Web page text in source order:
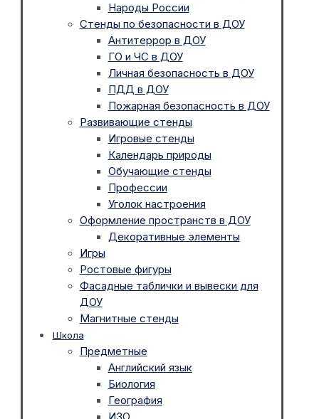
Народы России
Стенды по безопасности в ДОУ
Антитеррор в ДОУ
ГО и ЧС в ДОУ
Личная безопасность в ДОУ
ПДД в ДОУ
Пожарная безопасность в ДОУ
Развивающие стенды
Игровые стенды
Календарь природы
Обучающие стенды
Профессии
Уголок настроения
Оформление пространств в ДОУ
Декоративные элементы
Игры
Ростовые фигуры
Фасадные таблички и вывески для
ДОУ
Магнитные стенды
Школа
Предметные
Английский язык
Биология
География